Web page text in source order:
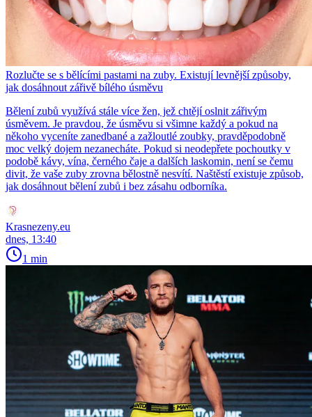
Rozlučte se s bělícími pastami na zuby. Existují levnější způsoby,
jak dosáhnout zářivě bílého úsměvu
Bělení zubů využívá stále více žen, jež chtějí oslnit zářivým
úsměvem. Je pravdou, že úsměvu si všimne každý a pokud na
někoho vyceníte zanedbané a zažloutlé zoubky, pravděpodobně
moc velký dojem nezanecháte. Pokud si neodepřete pochoutky v
podobě kávy, vína, černého čaje a dalších laskomin, není se čemu
divit, že vaše zuby zrovna bělostně nesvítí. Naštěstí existuje způsob,
jak dosáhnout bělení zubů i bez zásahu odborníka.
Krasnezeny.eu
dnes, 13:40
1 min